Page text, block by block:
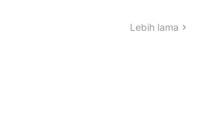
Lebih lama